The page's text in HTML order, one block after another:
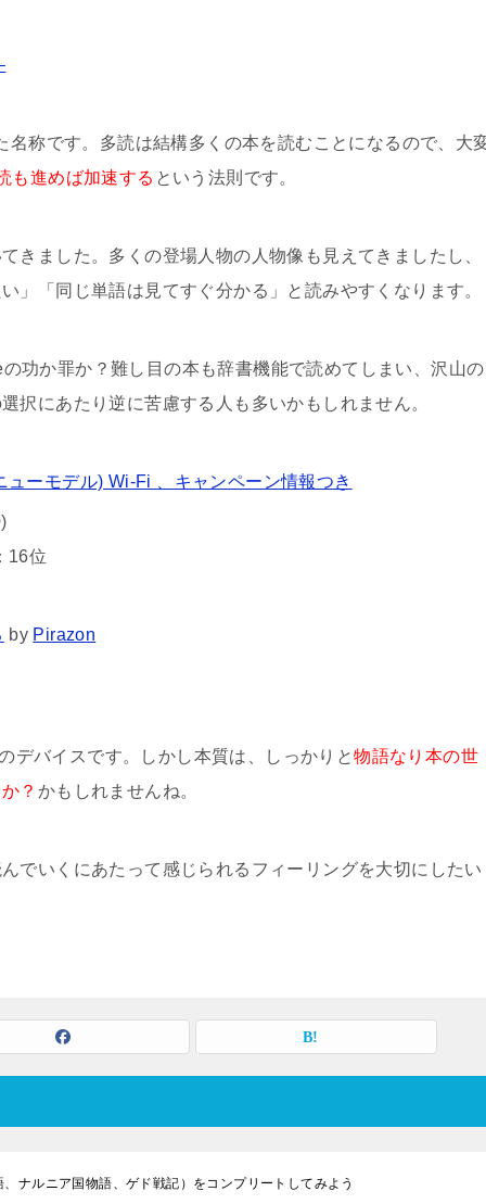
称です。多読は結構多くの本を読むことになるので、大
も進めば加速する という法則です。
きました。多くの登場人物の人物像も見えてきましたし、
」「同じ単語は見てすぐ分かる」と読みやすくなります。
功か罪か？難し目の本も辞書機能で読めてしまい、沢山の
択にあたり逆に苦慮する人も多いかもしれません。
ーモデル) Wi-Fi 、キャンペーン情報つき
16位
by Pirazon
デバイスです。しかし本質は、しっかりと物語なり本の世
？ かもしれませんね。
でいくにあたって感じられるフィーリングを大切にしたい
ナルニア国物語、ゲド戦記）をコンプリートしてみよう